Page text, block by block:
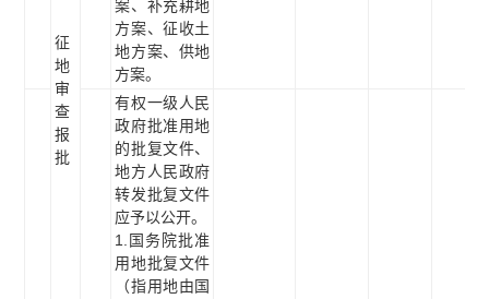
征
地
审
查
报
批
案、补充耕地
方案、征收土
地方案、供地
方案。
有权一级人民
政府批准用地
的批复文件、
地方人民政府
转发批复文件
应予以公开。
1.国务院批准
用地批复文件
（指用地由国